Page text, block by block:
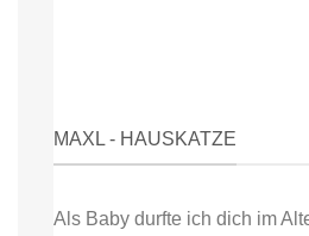
MAXL - HAUSKATZE
Als Baby durfte ich dich im